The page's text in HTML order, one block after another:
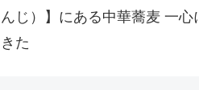
んじ）】にある中華蕎麦 一心
きた